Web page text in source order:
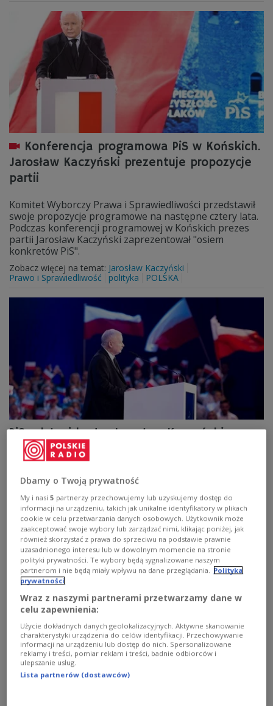
Konferencja programowa PiS w Końskich.
Jarosław Kaczyński prezentuje propozycje
partii
Komitet Wyborczy Prawa i Sprawiedliwości przedstawił
swoje propozycje programowe na następne cztery lata.
Podczas konferencji programowej w Końskich prezes
partii Jarosław Kaczyński zaprezentował "osiem
konkretów PiS".
Zobacz więcej na temat: Jarosław Kaczyński
Prawo i Sprawiedliwość
polityka POLSKA
PiS odsłoni karty. Jarosław Kaczyński w
Końskich zaprezentuje program partii
Podczas konferencji programowej Prawa i
Sprawiedliwości w Końskich Jarosław Kaczyński
przedstawi program wyborczy partii.
Prezentacja propozycji na kolejne cztery lata rządów
planowana jest na godzinę 12.00. Wystąpić mają - prócz
prezesa PiS - także premier Mateusz Morawiecki i
marszałek Sejmu Elżbieta Witek.
Zobacz więcej na temat:POLSKA polityka wybory 2023
kampania wyborcza PiS Jarosław Kaczyński
Dbamy o Twoją prywatność
My i nasi5 partnerzy przechowujemy lub uzyskujemy dostęp do
informacji na urządzeniu, takich jak unikalne identyfikatory w plikach
cookie w celu przetwarzania danych osobowych. Użytkownik może
zaakceptować swoje wybory lub zarządzać nimi, klikając poniżej, jak
również skorzystać z prawa do sprzeciwu na podstawie prawnie
uzasadnionego interesu lub w dowolnym momencie na stronie
polityki prywatności. Te wybory będą sygnalizowane naszym
partnerom i nie będą miały wpływu na dane przeglądania.
Polityka
prywatności
Wraz z naszymi partnerami przetwarzamy dane w
celu zapewnienia:
Użycie dokładnych danych geolokalizacyjnych. Aktywne skanowanie
charakterystyki urządzenia do celów identyfikacji. Przechowywanie
informacji na urządzeniu lub dostęp do nich. Spersonalizowane
reklamy i treści, pomiar reklam i treści, badnie odbiorców i
ulepszanie usług.
Lista partnerów (dostawców)